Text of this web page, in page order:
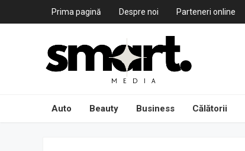
Prima pagină Despre noi Parteneri online
Auto Beauty Business Călătorii